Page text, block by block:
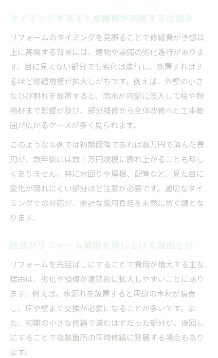
修繕費倍増のリスクを防ぐタイミングの重
リフォーム時期を間違える危険な落とし穴
タイミングを誤ると工事遅延や費用増に直
結
リフォームの判断ミスが生活負担を増やす
要因
工事タイミングの失敗が引き起こす落とし
避けるべきタイミングを事前に知る重要性
繁忙期や制度変更時のタイミングに注意を
タイミングを見極めて修繕費を抑えるコツ
工事タイミングの見極めが費用節約のカギ
択
前倒し修繕がタイミング的に有利な理由
タイミング判断で仮住まい費用も節約可能
築年数や劣化から考える最適リフォーム術
築年数とタイミング両面からの最適化方法
劣化状況を見極めるタイミング判断のコツ
タイミングを逃すと修繕費が高騰する仕組み
リフォームのタイミングを見誤ることで修繕費が予想以
上に高騰する背景には、建物や設備の劣化進行がありま
す。目に見えない部分でも劣化は進行し、放置すればす
るほど修繕規模が拡大しがちです。例えば、外壁の小さ
なひび割れを放置すると、雨水が内部に侵入して柱や断
熱材まで影響が及び、部分補修から全体改修へと工事範
囲が広がるケースが多く見られます。
このような事例では初期段階であれば数万円で済んだ費
用が、数年後には数十万円規模に膨れ上がることも珍し
くありません。特に水回りや屋根、配管など、見た目に
変化が現れにくい部分ほど注意が必要です。適切なタイ
ミングでの対応が、余計な費用負担を未然に防ぐ鍵とな
ります。
放置がリフォーム費用を押し上げる理由とは
リフォームを先延ばしにすることで費用が増大する主な
理由は、劣化や損傷が連鎖的に拡大しやすいことにあり
ます。例えば、水漏れを放置すると周辺の木材が腐食
し、床や壁まで交換が必要になることが多いです。ま
た、初期の小さな修繕で済むはずだった部分が、後回し
にすることで複数箇所の同時修繕に発展する場合もあり
ます。